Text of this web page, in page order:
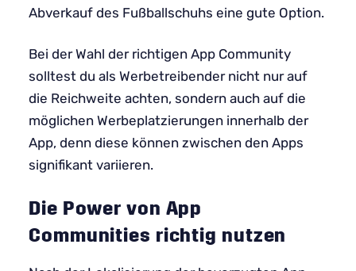
Abverkauf des Fußballschuhs eine gute Option.
Bei der Wahl der richtigen App Community
solltest du als Werbetreibender nicht nur auf
die Reichweite achten, sondern auch auf die
möglichen Werbeplatzierungen innerhalb der
App, denn diese können zwischen den Apps
signifikant variieren.
Die Power von App
Communities richtig nutzen